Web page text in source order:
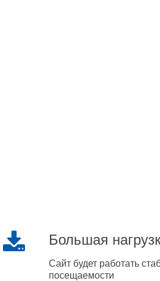
Большая
Сайт будет работать
посещаемости